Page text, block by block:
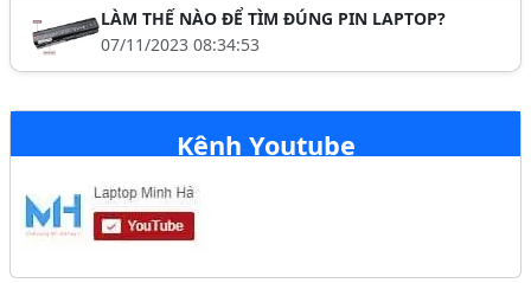
LÀM THẾ NÀO ĐỂ TÌM ĐÚNG PIN LAPTOP?
07/11/2023 08:34:53
Kênh Youtube